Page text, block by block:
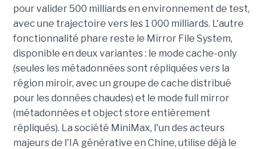
pour valider 500 milliards en environnement de test,
avec une trajectoire vers les 1 000 milliards. L'autre
fonctionnalité phare reste le Mirror File System,
disponible en deux variantes : le mode cache-only
(seules les métadonnées sont répliquées vers la
région miroir, avec un groupe de cache distribué
pour les données chaudes) et le mode full mirror
(métadonnées et object store entièrement
répliqués). La société MiniMax, l'un des acteurs
majeurs de l'IA générative en Chine, utilise déjà le